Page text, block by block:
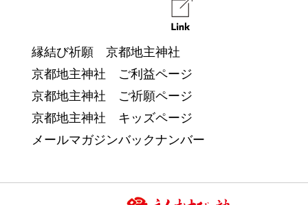
縁結び祈願 京都地主神社
京都地主神社 ご利益ページ
京都地主神社 ご祈願ページ
京都地主神社 キッズページ
メールマガジンバックナンバー